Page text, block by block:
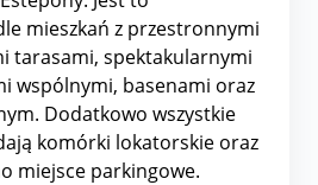
mieszkań z przestronnymi
tarasami, spektakularnymi
wspólnymi, basenami oraz
Dodatkowo wszystkie
komórki lokatorskie oraz
miejsce parkingowe.